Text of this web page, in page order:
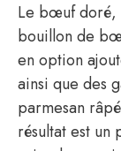
Le bœuf doré,
bouillon de
en option
ainsi que des
parmesan
résultat est un